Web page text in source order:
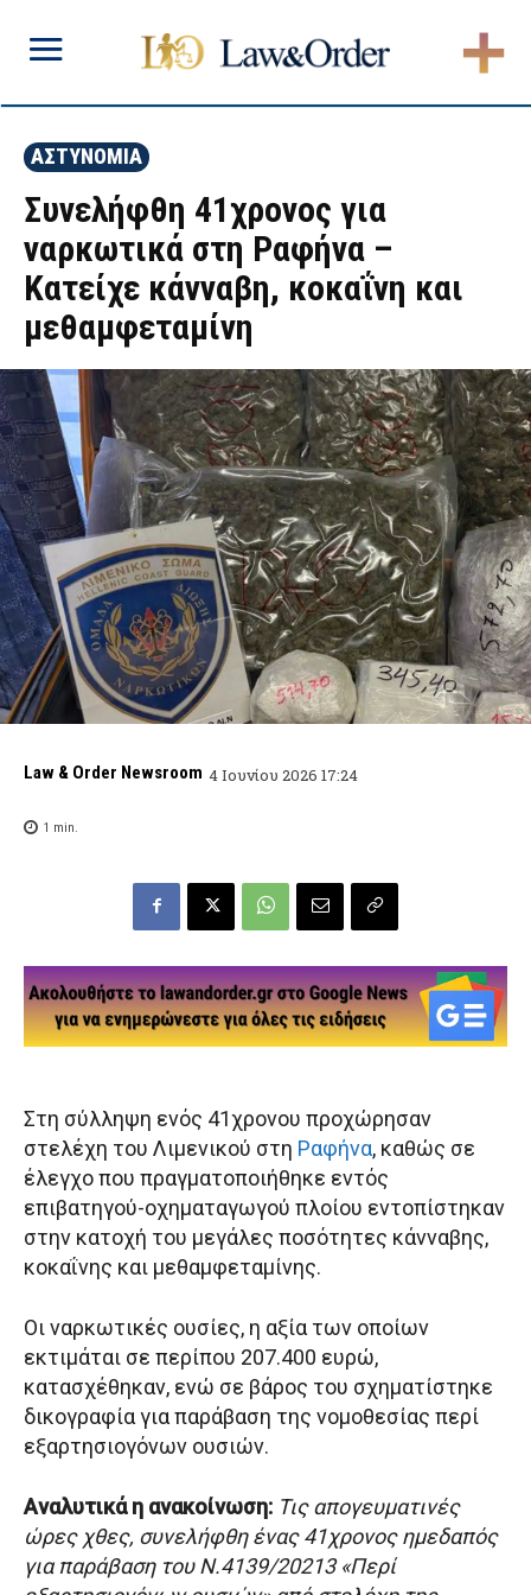
ΑΣΤΥΝΟΜΙΑ
Συνελήφθη 41χρονος για
ναρκωτικά στη Ραφήνα –
Κατείχε κάνναβη, κοκαΐνη και
μεθαμφεταμίνη
Law & Order Newsroom 4 Ιουνίου 2026 17:24
1 min.
Στη σύλληψη ενός 41χρονου προχώρησαν
στελέχη του Λιμενικού στη Ραφήνα, καθώς σε
έλεγχο που πραγματοποιήθηκε εντός
επιβατηγού-οχηματαγωγού πλοίου εντοπίστηκαν
στην κατοχή του μεγάλες ποσότητες κάνναβης,
κοκαΐνης και μεθαμφεταμίνης.
Οι ναρκωτικές ουσίες, η αξία των οποίων
εκτιμάται σε περίπου 207.400 ευρώ,
κατασχέθηκαν, ενώ σε βάρος του σχηματίστηκε
δικογραφία για παράβαση της νομοθεσίας περί
εξαρτησιογόνων ουσιών.
Αναλυτικά η ανακοίνωση: Τις απογευματινές
ώρες χθες, συνελήφθη ένας 41χρονος ημεδαπός
για παράβαση του Ν.4139/20213 «Περί